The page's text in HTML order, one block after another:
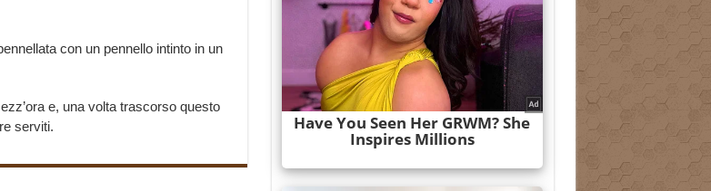
con un pennello intinto in un
e, una volta trascorso questo
serviti.